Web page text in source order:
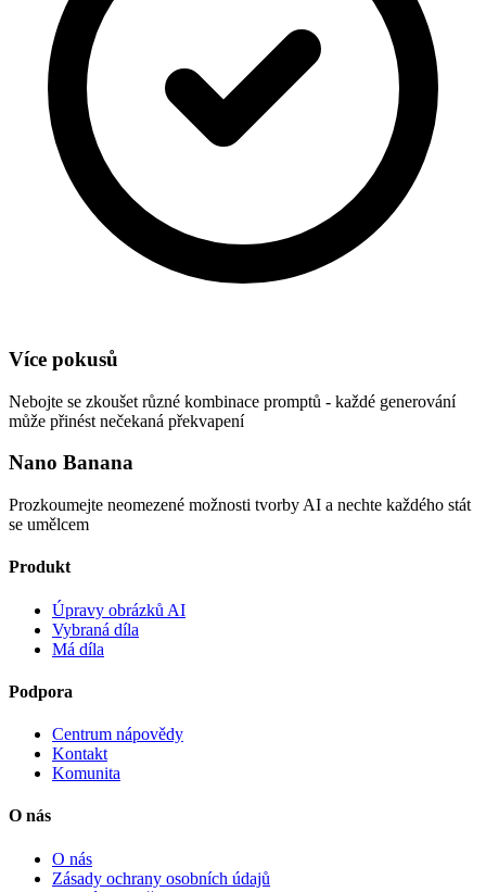
Více pokusů
Nebojte se zkoušet různé kombinace promptů - každé generování
může přinést nečekaná překvapení
Nano Banana
Prozkoumejte neomezené možnosti tvorby AI a nechte každého stát
se umělcem
Produkt
Úpravy obrázků AI
Vybraná díla
Má díla
Podpora
Centrum nápovědy
Kontakt
Komunita
O nás
O nás
Zásady ochrany osobních údajů